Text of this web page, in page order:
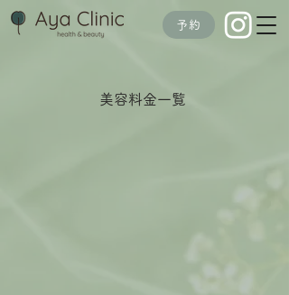
予約
美容料金一覧